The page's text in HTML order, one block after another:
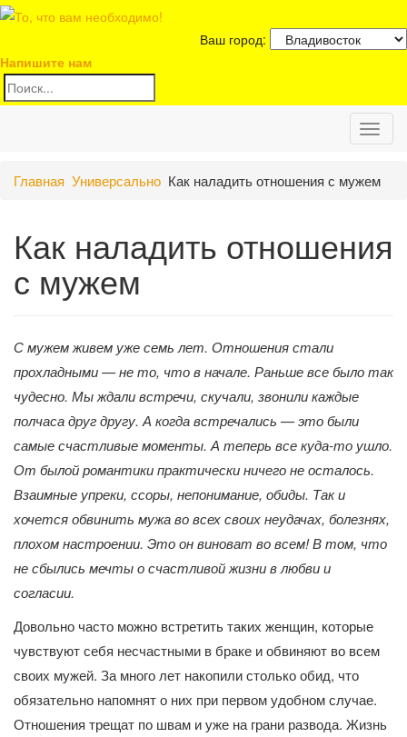
Ваш город:
Напишите нам
Главная Универсально Как наладить отношения с мужем
Как наладить отношения
с мужем
С мужем живем уже семь лет. Отношения стали
прохладными — не то, что в начале. Раньше все было так
чудесно. Мы ждали встречи, скучали, звонили каждые
полчаса друг другу. А когда встречались — это были
самые счастливые моменты. А теперь все куда-то ушло.
От былой романтики практически ничего не осталось.
Взаимные упреки, ссоры, непонимание, обиды. Так и
хочется обвинить мужа во всех своих неудачах, болезнях,
плохом настроении. Это он виноват во всем! В том, что
не сбылись мечты о счастливой жизни в любви и
согласии.
Довольно часто можно встретить таких женщин, которые
чувствуют себя несчастными в браке и обвиняют во всем
своих мужей. За много лет накопили столько обид, что
обязательно напомнят о них при первом удобном случае.
Отношения трещат по швам и уже на грани развода. Жизнь